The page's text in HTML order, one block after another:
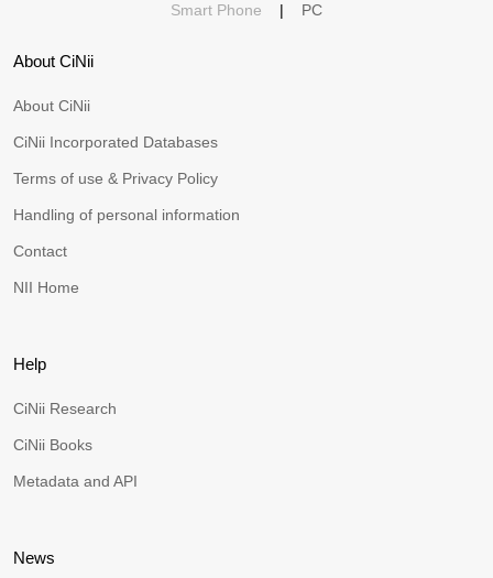
Smart Phone | PC
About CiNii
About CiNii
CiNii Incorporated Databases
Terms of use & Privacy Policy
Handling of personal information
Contact
NII Home
Help
CiNii Research
CiNii Books
Metadata and API
News